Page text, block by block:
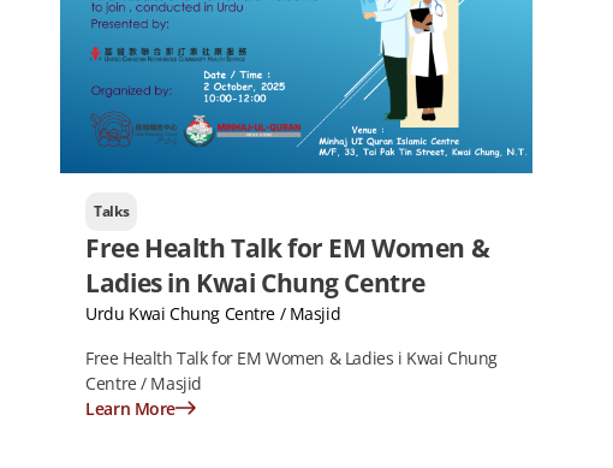
Talks
Free Health Talk for EM Women &
Ladies in Kwai Chung Centre
Urdu Kwai Chung Centre / Masjid
Free Health Talk for EM Women & Ladies i Kwai Chung
Centre / Masjid
Learn More